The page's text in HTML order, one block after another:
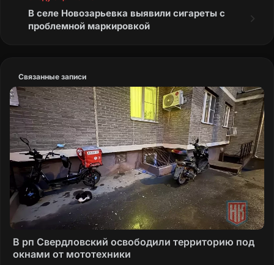
В селе Новозарьевка выявили сигареты с
проблемной маркировкой
Связанные записи
В рп Свердловский освободили территорию под
окнами от мототехники